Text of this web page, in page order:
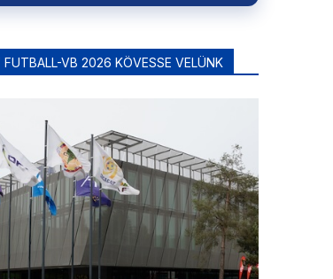
FUTBALL-VB 2026 KÖVESSE VELÜNK